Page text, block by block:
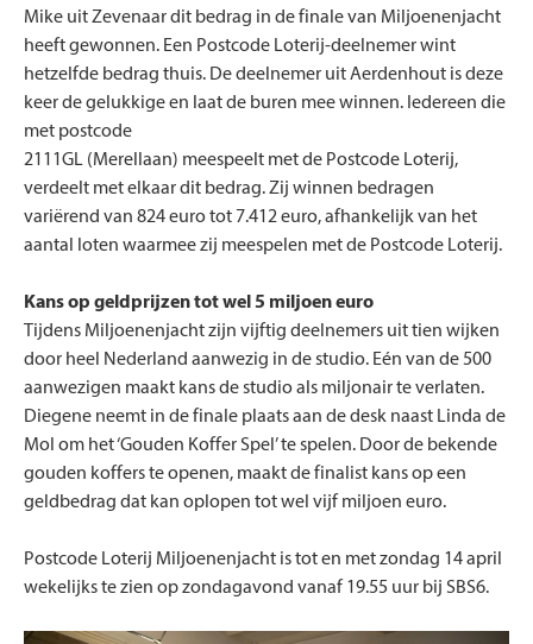
Mike uit Zevenaar dit bedrag in de finale van Miljoenenjacht
heeft gewonnen. Een Postcode Loterij-deelnemer wint
hetzelfde bedrag thuis. De deelnemer uit Aerdenhout is deze
keer de gelukkige en laat de buren mee winnen. Iedereen die
met postcode
2111GL (Merellaan) meespeelt met de Postcode Loterij,
verdeelt met elkaar dit bedrag. Zij winnen bedragen
variërend van 824 euro tot 7.412 euro, afhankelijk van het
aantal loten waarmee zij meespelen met de Postcode Loterij.
Kans op geldprijzen tot wel 5 miljoen euro
Tijdens Miljoenenjacht zijn vijftig deelnemers uit tien wijken
door heel Nederland aanwezig in de studio. Eén van de 500
aanwezigen maakt kans de studio als miljonair te verlaten.
Diegene neemt in de finale plaats aan de desk naast Linda de
Mol om het ‘Gouden Koffer Spel’ te spelen. Door de bekende
gouden koffers te openen, maakt de finalist kans op een
geldbedrag dat kan oplopen tot wel vijf miljoen euro.
Postcode Loterij Miljoenenjacht is tot en met zondag 14 april
wekelijks te zien op zondagavond vanaf 19.55 uur bij SBS6.